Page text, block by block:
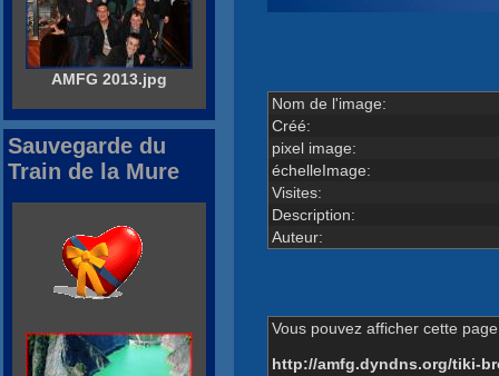
Nom de l'image:
Créé:
pixel image:
échelleImage:
Visites:
Description:
Auteur:
Vous pouvez afficher cette
http://amfg.dyndns.org/tiki-
AMFG 2013.jpg
Sauvegarde du
Train de la Mure